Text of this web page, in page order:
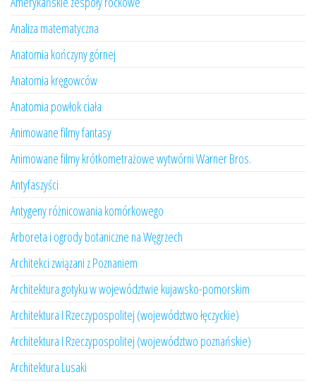
Analiza matematyczna
Anatomia kończyny górnej
Anatomia kręgowców
Anatomia powłok ciała
Animowane filmy fantasy
Animowane filmy krótkometrażowe wytwórni Warner Bros.
Antyfaszyści
Antygeny różnicowania komórkowego
Arboreta i ogrody botaniczne na Węgrzech
Architekci związani z Poznaniem
Architektura gotyku w województwie kujawsko-pomorskim
Architektura I Rzeczypospolitej (województwo łęczyckie)
Architektura I Rzeczypospolitej (województwo poznańskie)
Architektura Lusaki